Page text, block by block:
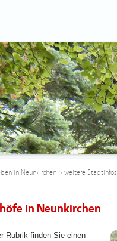
in Neunkirchen> weitere Stadtinfos
in Neunkirchen
Rubrik finden Sie einen